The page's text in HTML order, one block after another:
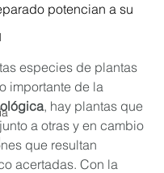
potencian a su
especies de plantas
importante de la
, hay plantas que
a otras y en cambio
que resultan
acertadas. Con la